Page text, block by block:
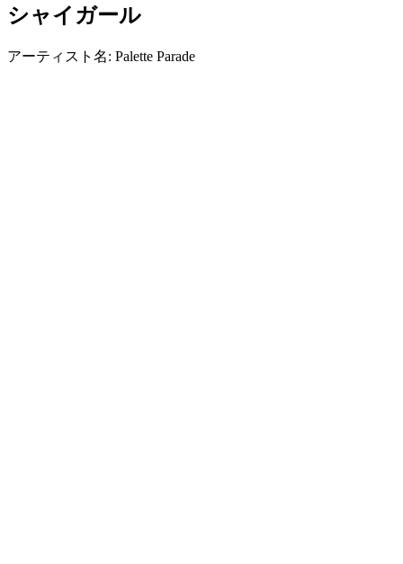
シャイガール
アーティスト名: Palette Parade